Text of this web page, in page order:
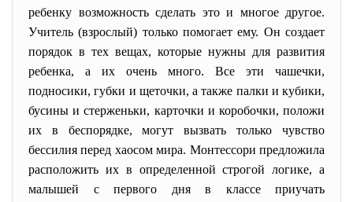
ребенку возможность сделать это и многое другое.
Учитель (взрослый) только помогает ему. Он создает
порядок в тех вещах, которые нужны для развития
ребенка, а их очень много. Все эти чашечки,
подносики, губки и щеточки, а также палки и кубики,
бусины и стерженьки, карточки и коробочки, положи
их в беспорядке, могут вызвать только чувство
бессилия перед хаосом мира. Монтессори предложила
расположить их в определенной строгой логике, а
малышей с первого дня в классе приучать